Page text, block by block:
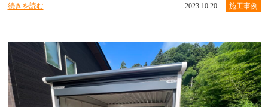
続きを読む 2023.10.20 施工事例